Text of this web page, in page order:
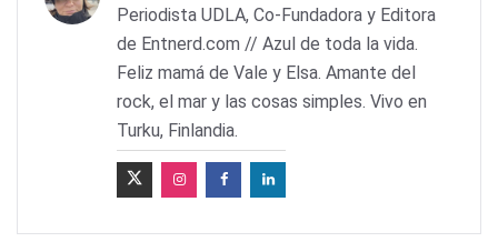
Periodista UDLA, Co-Fundadora y Editora
de Entnerd.com // Azul de toda la vida.
Feliz mamá de Vale y Elsa. Amante del
rock, el mar y las cosas simples. Vivo en
Turku, Finlandia.